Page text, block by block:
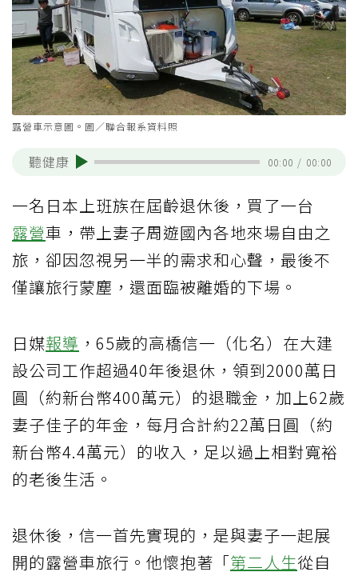
露營車示意圖。圖／聯合報系資料照
聽健康 00:00 / 00:00
一名日本上班族在屆齡退休後，買了一台
露營車，帶上妻子周遊國內各地來場自由之
旅，卻因忽視另一半的需求和心聲，最後不
僅讓旅行蒙塵，還面臨被離婚的下場。
日媒報導 ，65歲的高橋信一（化名）在大建
設公司工作超過40年後退休，領到2000萬日
圓（約新台幣400萬元）的退職金，加上62歲
妻子佳子的年金，每月合計約22萬日圓（約
新台幣4.4萬元）的收入，足以過上相對寬裕
的老後生活。
退休後，信一首先實現的，是與妻子一起展
開的露營車旅行。他懷抱著「第二人生從自